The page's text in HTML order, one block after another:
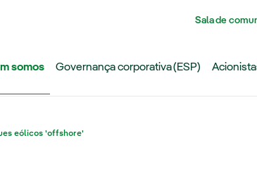
Sala de
somos Governança corporativa (ESP)
eólicos 'offshore'